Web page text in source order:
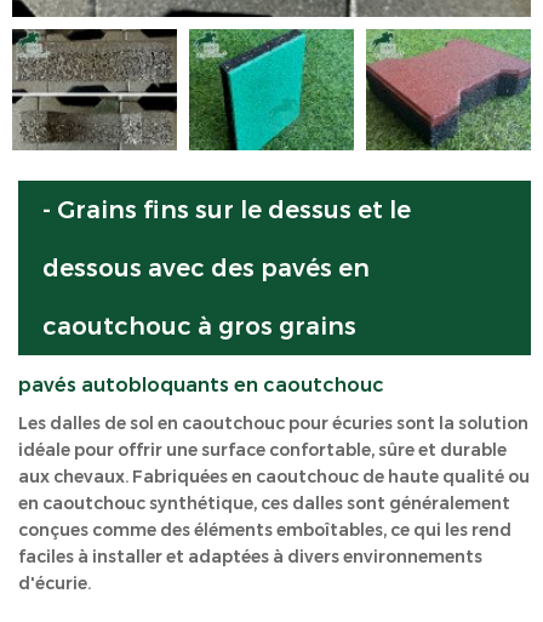
- Grains fins sur le dessus et le
dessous avec des pavés en
caoutchouc à gros grains
pavés autobloquants en caoutchouc
Les dalles de sol en caoutchouc pour écuries sont la solution
idéale pour offrir une surface confortable, sûre et durable
aux chevaux. Fabriquées en caoutchouc de haute qualité ou
en caoutchouc synthétique, ces dalles sont généralement
conçues comme des éléments emboîtables, ce qui les rend
faciles à installer et adaptées à divers environnements
d'écurie.